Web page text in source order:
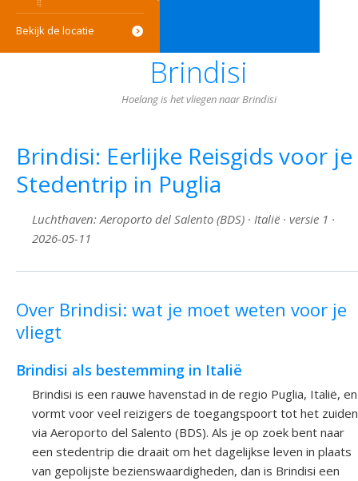
Bekijk de locatie
Brindisi
Hoelang is het vliegen naar Brindisi
Brindisi: Eerlijke Reisgids voor je
Stedentrip in Puglia
Luchthaven: Aeroporto del Salento (BDS) · Italië · versie 1 ·
2026-05-11
Over Brindisi: wat je moet weten voor je
vliegt
Brindisi als bestemming in Italië
Brindisi is een rauwe havenstad in de regio Puglia, Italië, en
vormt voor veel reizigers de toegangspoort tot het zuiden
via Aeroporto del Salento (BDS). Als je op zoek bent naar
een stedentrip die draait om het dagelijkse leven in plaats
van gepolijste bezienswaardigheden, dan is Brindisi een